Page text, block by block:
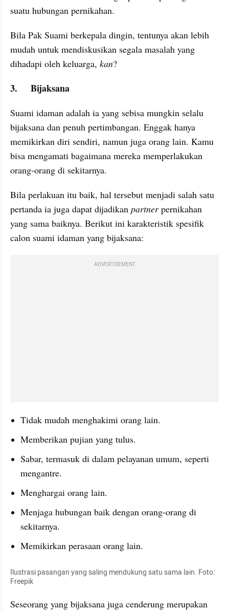
suatu hubungan pernikahan.
Bila Pak Suami berkepala dingin, tentunya akan lebih
mudah untuk mendiskusikan segala masalah yang
dihadapi oleh keluarga, kan?
3.	Bijaksana
Suami idaman adalah ia yang sebisa mungkin selalu
bijaksana dan penuh pertimbangan. Enggak hanya
memikirkan diri sendiri, namun juga orang lain. Kamu
bisa mengamati bagaimana mereka memperlakukan
orang-orang di sekitarnya.
Bila perlakuan itu baik, hal tersebut menjadi salah satu
pertanda ia juga dapat dijadikan partner pernikahan
yang sama baiknya. Berikut ini karakteristik spesifik
calon suami idaman yang bijaksana:
ADVERTISEMENT
Tidak mudah menghakimi orang lain.
Memberikan pujian yang tulus.
Sabar, termasuk di dalam pelayanan umum, seperti
mengantre.
Menghargai orang lain.
Menjaga hubungan baik dengan orang-orang di
sekitarnya.
Memikirkan perasaan orang lain.
Ilustrasi pasangan yang saling mendukung satu sama lain. Foto:
Freepik
Seseorang yang bijaksana juga cenderung merupakan